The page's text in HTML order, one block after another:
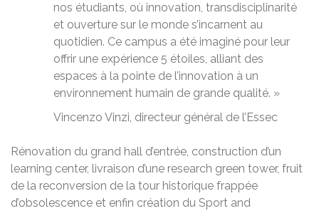
nos étudiants, où innovation, transdisciplinarité
et ouverture sur le monde s’incarnent au
quotidien. Ce campus a été imaginé pour leur
offrir une expérience 5 étoiles, alliant des
espaces à la pointe de l’innovation à un
environnement humain de grande qualité. »
Vincenzo Vinzi, directeur général de l’Essec
Rénovation du grand hall d’entrée, construction d’un
learning center, livraison d’une research green tower, fruit
de la reconversion de la tour historique frappée
d’obsolescence et enfin création du Sport and